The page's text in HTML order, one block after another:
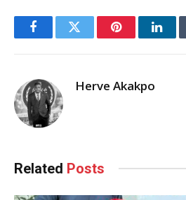
FacebookTwitter Pinterest
Herve Akakpo
Related Posts